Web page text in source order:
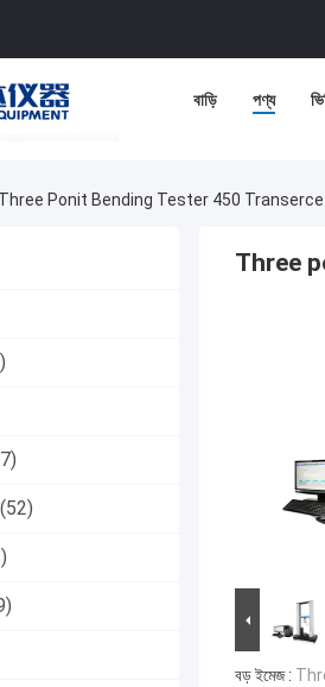
বাড়ি পণ্য
Three Ponit Bending Tester 450
(52)
Three
বড় ইমেজ :